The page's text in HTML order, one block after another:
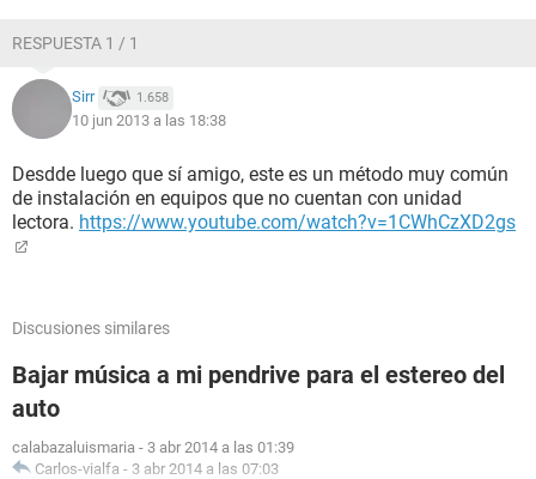
RESPUESTA 1 / 1
Sirr 1.658
10 jun 2013 a las 18:38
Desdde luego que sí amigo, este es un método muy común
de instalación en equipos que no cuentan con unidad
lectora. https://www.youtube.com/watch?v=1CWhCzXD2gs
Discusiones similares
Bajar música a mi pendrive para el estereo del
auto
calabazaluismaria - 3 abr 2014 a las 01:39
Carlos-vialfa - 3 abr 2014 a las 07:03